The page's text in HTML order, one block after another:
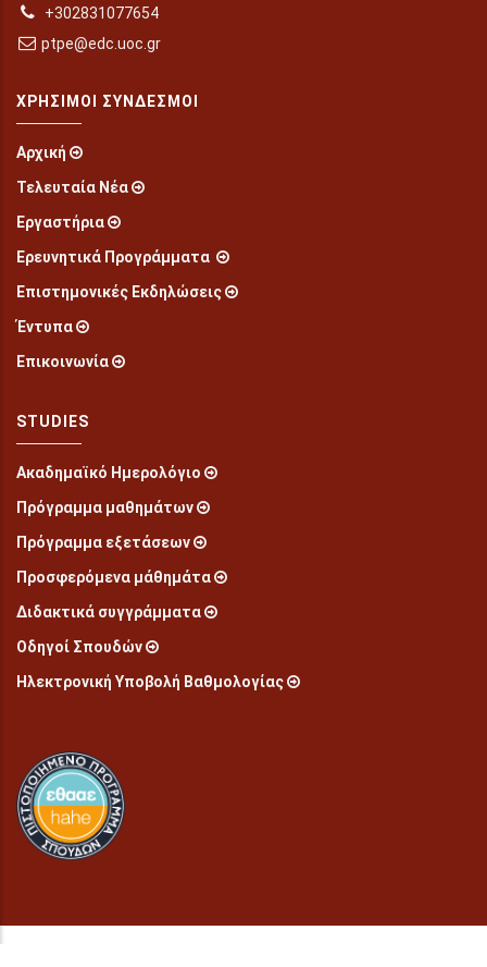
+302831077654
ptpe@edc.uoc.gr
ΧΡΉΣΙΜΟΙ ΣΎΝΔΕΣΜΟΙ
Αρχική
Τελευταία Νέα
Εργαστήρια
Ερευνητικά Προγράμματα
Επιστημονικές Εκδηλώσεις
Έντυπα
Επικοινωνία
STUDIES
Ακαδημαϊκό Ημερολόγιο
Πρόγραμμα μαθημάτων
Πρόγραμμα εξετάσεων
Προσφερόμενα μάθημάτα
Διδακτικά συγγράμματα
Οδηγοί Σπουδών
Ηλεκτρονική Υποβολή Βαθμολογίας